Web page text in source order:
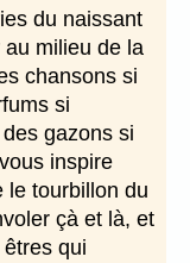
du naissant
milieu de la
chansons si
si
gazons si
inspire
le tourbillon du
çà et là, et
qui